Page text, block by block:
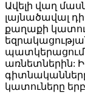
Ավելի վաղ
լայնածավալ
քաղաքի
առնետներին:
կատուները